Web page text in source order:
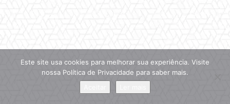
Este site usa cookies para melhorar sua experiência. Visite
nossa Política de Privacidade para saber mais.